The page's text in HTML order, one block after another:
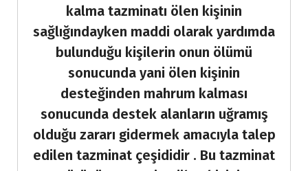
kalma tazminatı ölen kişinin
sağlığındayken maddi olarak yardımda
bulunduğu kişilerin onun ölümü
sonucunda yani ölen kişinin
desteğinden mahrum kalması
sonucunda destek alanların uğramış
olduğu zararı gidermek amacıyla talep
edilen tazminat çeşididir . Bu tazminat